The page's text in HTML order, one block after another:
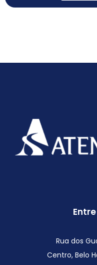
Rua dos
Centro, Belo